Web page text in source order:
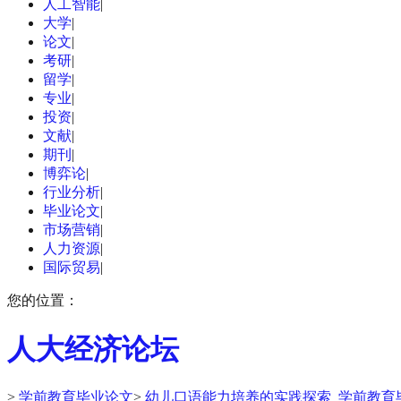
人工智能
大学|
论文|
考研|
留学|
专业|
投资|
文献|
期刊 |
博弈论|
行业分析|
毕业论文|
市场营销|
人力资源|
国际贸易|
您的位置：
人大经济论坛
> 学前教育毕业论文> 幼儿口语能力培养的实践探索_学前教育